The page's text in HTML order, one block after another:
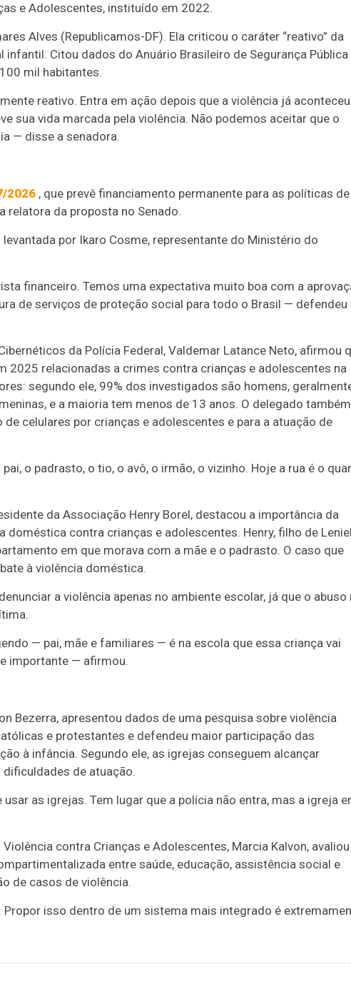
e Adolescentes, instituído em 2022.
Alves (Republicamos-DF). Ela criticou o caráter “reativo” da
Citou dados do Anuário Brasileiro de Segurança Pública
mil habitantes.
reativo. Entra em ação depois que a violência já
sua vida marcada pela violência. Não podemos aceitar que o
— disse a senadora.
2026 , que prevê financiamento permanente para as políticas de
relatora da proposta no Senado.
por Ikaro Cosme, representante do Ministério do
financeiro. Temos uma expectativa muito boa com a
de serviços de proteção social para todo o Brasil — defendeu
da Polícia Federal, Valdemar Latance Neto, afirmou
2025 relacionadas a crimes contra crianças e adolescentes na
segundo ele, 99% dos investigados são homens,
e a maioria tem menos de 13 anos. O delegado também
celulares por crianças e adolescentes e para a atuação de
o padrasto, o tio, o avô, o irmão, o vizinho. Hoje a rua é o
da Associação Henry Borel, destacou a importância da
contra crianças e adolescentes. Henry, filho de
em que morava com a mãe e o padrasto. O caso que
à violência doméstica.
a violência apenas no ambiente escolar, já que o abuso
— pai, mãe e familiares — é na escola que essa criança vai
importante — afirmou.
Bezerra, apresentou dados de uma pesquisa sobre violência
e protestantes e defendeu maior participação das
à infância. Segundo ele, as igrejas conseguem alcançar
de atuação.
as igrejas. Tem lugar que a polícia não entra, mas a igreja
contra Crianças e Adolescentes, Marcia Kalvon, avaliou
entre saúde, educação, assistência social e
de casos de violência.
isso dentro de um sistema mais integrado é